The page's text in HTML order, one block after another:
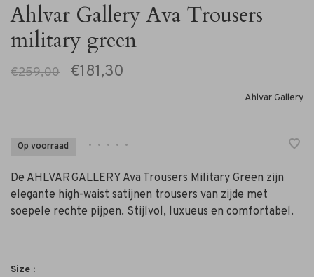
Ahlvar Gallery Ava Trousers
military green
€259,00 €181,30
Ahlvar Gallery
Op voorraad • • • • •
De AHLVAR GALLERY Ava Trousers Military Green zijn
elegante high-waist satijnen trousers van zijde met
soepele rechte pijpen. Stijlvol, luxueus en comfortabel.
Size :